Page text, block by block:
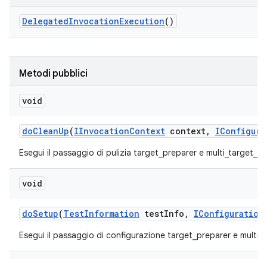
DelegatedInvocationExecution()
Metodi pubblici
void
doCleanUp(IInvocationContext context,
Esegui il passaggio di pulizia target_preparer e
void
doSetup(TestInformation testInfo , IConfiguration
Esegui il passaggio di configurazione target_preparer e